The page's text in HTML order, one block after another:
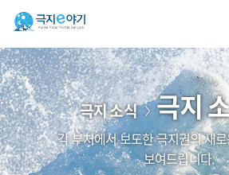
극지 소식 극지
각 부처에서 보도한 극지권의 새
보여드립니다.